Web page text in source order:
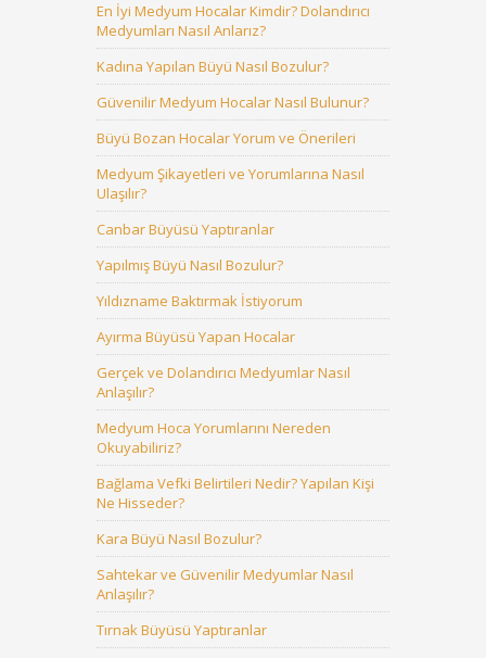
En İyi Medyum Hocalar Kimdir? Dolandırıcı
Medyumları Nasıl Anlarız?
Kadına Yapılan Büyü Nasıl Bozulur?
Güvenilir Medyum Hocalar Nasıl Bulunur?
Büyü Bozan Hocalar Yorum ve Önerileri
Medyum Şikayetleri ve Yorumlarına Nasıl
Ulaşılır?
Canbar Büyüsü Yaptıranlar
Yapılmış Büyü Nasıl Bozulur?
Yıldızname Baktırmak İstiyorum
Ayırma Büyüsü Yapan Hocalar
Gerçek ve Dolandırıcı Medyumlar Nasıl
Anlaşılır?
Medyum Hoca Yorumlarını Nereden
Okuyabiliriz?
Bağlama Vefki Belirtileri Nedir? Yapılan Kişi
Ne Hisseder?
Kara Büyü Nasıl Bozulur?
Sahtekar ve Güvenilir Medyumlar Nasıl
Anlaşılır?
Tırnak Büyüsü Yaptıranlar